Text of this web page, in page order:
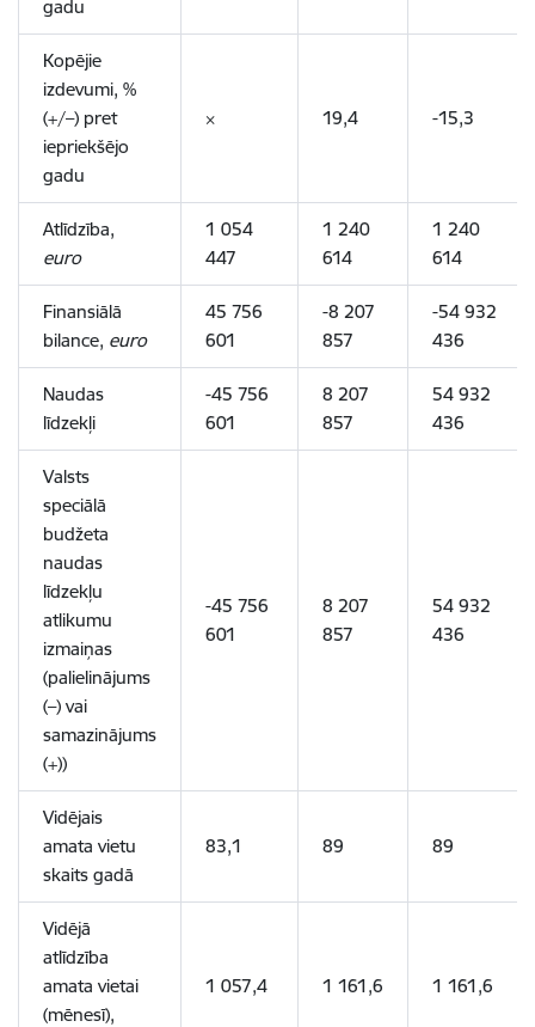
gadu
Kopējie
izdevumi, %
(+/–) pret
iepriekšējo
gadu
× 19,4 -15,3
Atlīdzība,
euro
1 054
447
1 240
614
1 240
614
Finansiālā
bilance, euro
45 756
601
-8 207
857
-54 932
436
Naudas
līdzekļi
-45 756
601
8 207
857
54 932
436
Valsts
speciālā
budžeta
naudas
līdzekļu
atlikumu
izmaiņas
(palielinājums
(–) vai
samazinājums
(+))
-45 756
601
8 207
857
54 932
436
Vidējais
amata vietu
skaits gadā
83,1 89 89
Vidējā
atlīdzība
amata vietai
(mēnesī),
1 057,4 1 161,6 1 161,6